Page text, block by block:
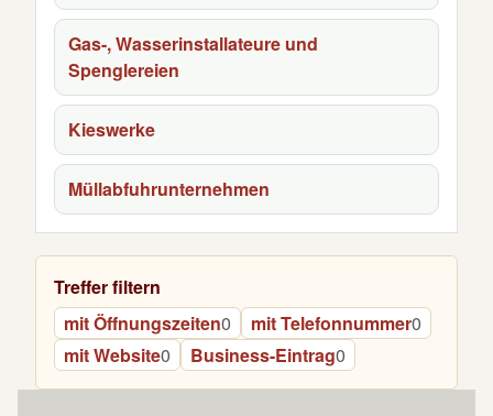
Gas-, Wasserinstallateure und
Spenglereien
Kieswerke
Müllabfuhrunternehmen
Treffer filtern
mit Öffnungszeiten0 mit Telefonnummer0
mit Website0 Business-Eintrag0